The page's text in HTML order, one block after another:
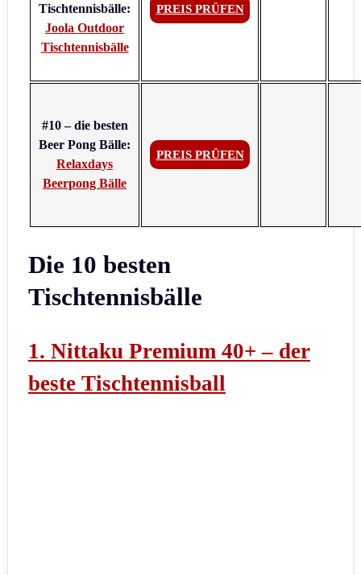
Tischtennisbälle:
Joola Outdoor
Tischtennisbälle
PREIS PRÜFEN
#10 – die besten
Beer Pong Bälle:
Relaxdays
Beerpong Bälle
PREIS PRÜFEN
Die 10 besten
Tischtennisbälle
1. Nittaku Premium 40+ – der
beste Tischtennisball